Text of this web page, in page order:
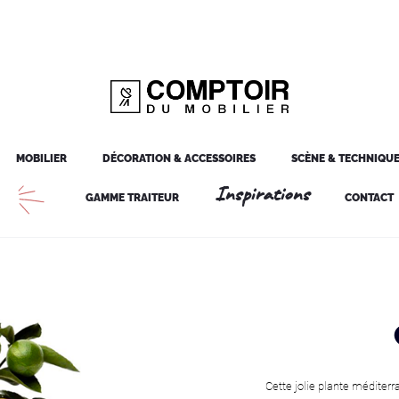
MOBILIER DÉCORATION & ACCESSOIRES SCÈNE & TECHNIQUE
GAMME TRAITEUR Inspirations CONTACT
Cette jolie plante